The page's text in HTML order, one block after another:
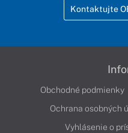
Kontaktujte
Obchodné podmienky
Ochrana osobných
Vyhlásenie o